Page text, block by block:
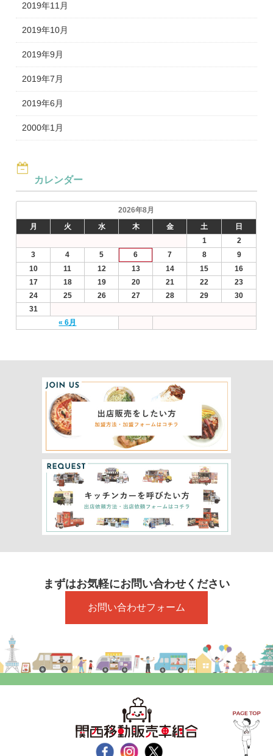
2019年11月
2019年10月
2019年9月
2019年7月
2019年6月
2000年1月
カレンダー
2026年8月
月
火 水 木 金 土 日
« 6月
1
2
3
4 5 6 7 8
9
10
11 12 13 14 15
16
17
18 19 20 21 22
23
24
25 26 27 28 29
30
31
まずはお気軽にお問い合わせください
お問い合わせフォーム